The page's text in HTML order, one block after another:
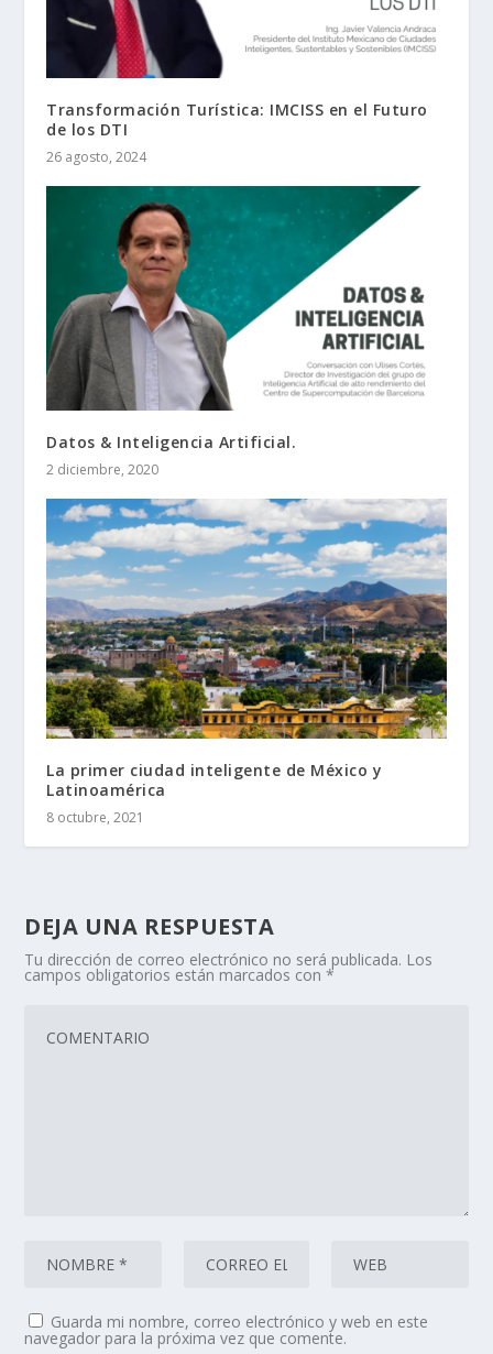
Transformación Turística: IMCISS en el Futuro
de los DTI
26 agosto, 2024
Datos & Inteligencia Artificial.
2 diciembre, 2020
La primer ciudad inteligente de México y
Latinoamérica
8 octubre, 2021
DEJA UNA RESPUESTA
Tu dirección de correo electrónico no será publicada. Los
campos obligatorios están marcados con*
Guarda mi nombre, correo electrónico y web en este
navegador para la próxima vez que comente.